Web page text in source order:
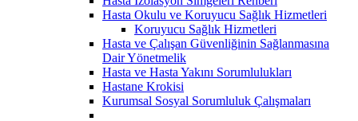
Hasta Okulu ve Koruyucu Sağlık Hizmetleri
Koruyucu Sağlık Hizmetleri
Hasta ve Çalışan Güvenliğinin Sağlanmasına
Dair Yönetmelik
Hasta ve Hasta Yakını Sorumlulukları
Hastane Krokisi
Kurumsal Sosyal Sorumluluk Çalışmaları